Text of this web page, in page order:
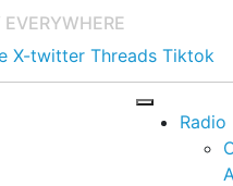
EVERYWHERE
X-twitter Threads Tiktok
Radio